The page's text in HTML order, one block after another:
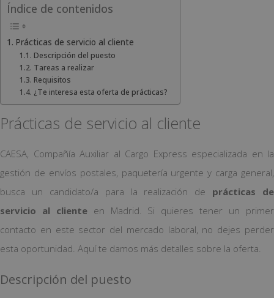
Índice de contenidos
Prácticas de servicio al cliente
Descripción del puesto
Tareas a realizar
Requisitos
¿Te interesa esta oferta de prácticas?
Prácticas de servicio al cliente
CAESA, Compañía Auxiliar al Cargo Express especializada en la
gestión de envíos postales, paquetería urgente y carga general,
busca un candidato/a para la realización de prácticas de
servicio al cliente en Madrid. Si quieres tener un primer
contacto en este sector del mercado laboral, no dejes perder
esta oportunidad. Aquí te damos más detalles sobre la oferta.
Descripción del puesto